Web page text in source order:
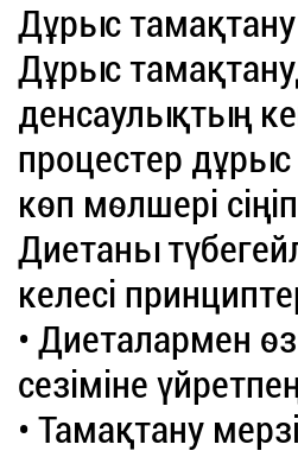
Дұрыс
Дұрыс
денсаулықтың
процестер
көп мөлшері
Диетаны
келесі
• Диеталармен
сезіміне
• Тамақтану